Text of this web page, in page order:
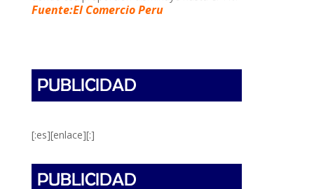
Fuente:El Comercio Peru
[:es][enlace][:]